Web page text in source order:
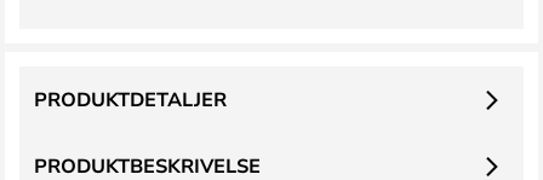
PRODUKTBESKRIVELSE
PRODUKTDETALJER